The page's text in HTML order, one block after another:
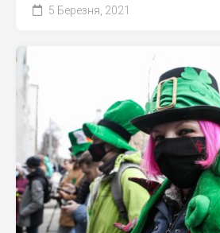
5 Березня, 2021